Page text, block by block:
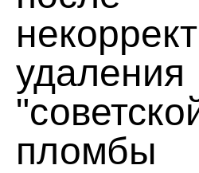
удаления
пломбы